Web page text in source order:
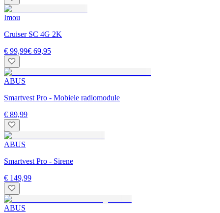
Imou
Cruiser SC 4G 2K
€ 99,99€ 69,95
ABUS
Smartvest Pro - Mobiele radiomodule
€ 89,99
ABUS
Smartvest Pro - Sirene
€ 149,99
ABUS